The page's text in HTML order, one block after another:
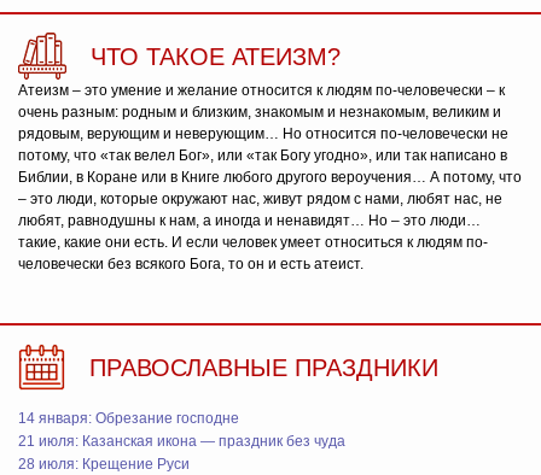
ЧТО ТАКОЕ АТЕИЗМ?
Атеизм – это умение и желание относится к людям по-человечески – к
очень разным: родным и близким, знакомым и незнакомым, великим и
рядовым, верующим и неверующим… Но относится по-человечески не
потому, что «так велел Бог», или «так Богу угодно», или так написано в
Библии, в Коране или в Книге любого другого вероучения… А потому, что
– это люди, которые окружают нас, живут рядом с нами, любят нас, не
любят, равнодушны к нам, а иногда и ненавидят… Но – это люди…
такие, какие они есть. И если человек умеет относиться к людям по-
человечески без всякого Бога, то он и есть атеист.
ПРАВОСЛАВНЫЕ ПРАЗДНИКИ
14 января: Обрезание господне
21 июля: Казанская икона — праздник без чуда
28 июля: Крещение Руси